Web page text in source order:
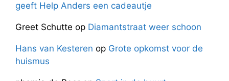
geeft Help Anders een cadeautje
Greet Schutte op Diamantstraat weer schoon
Hans van Kesteren op Grote opkomst voor de
huismus